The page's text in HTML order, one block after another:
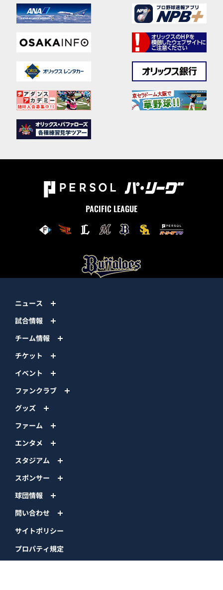
PACIFIC LEAGUE
ニュース
試合情報
チーム情報
チケット
イベント
ファンクラブ
グッズ
ファーム
エンタメ
スタジアム
スポンサー
球団情報
問い合わせ
サイトポリシー
プロパティ規定